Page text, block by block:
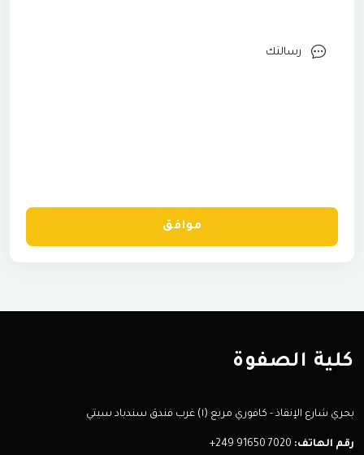
موافق
كلية الصفوة
بحري شارع الإنقاذ - كافوري مربع (١) غرب فندق سندباد سيتي
رقم الهاتف: +249 91650 7020